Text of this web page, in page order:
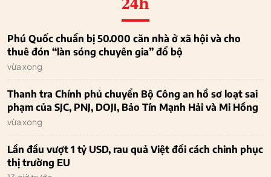
24h
Phú Quốc chuẩn bị 50.000 căn nhà ở xã hội và cho
thuê đón “làn sóng chuyên gia” đổ bộ
vừa xong
Thanh tra Chính phủ chuyển Bộ Công an hồ sơ loạt sai
phạm của SJC, PNJ, DOJI, Bảo Tín Mạnh Hải và Mi Hồng
vừa xong
Lần đầu vượt 1 tỷ USD, rau quả Việt đổi cách chinh phục
thị trường EU